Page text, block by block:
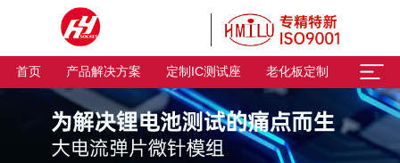
首页 产品解决方案 定制IC测试座 老化板定制